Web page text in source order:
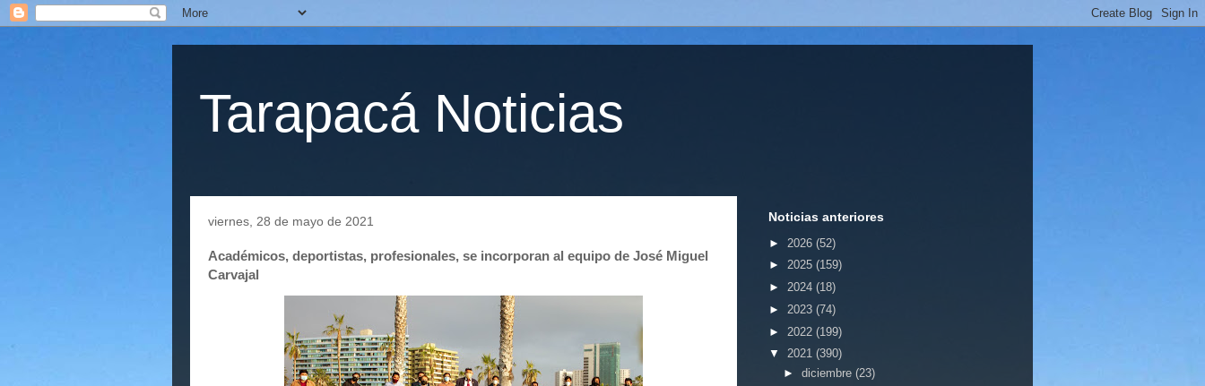
Tarapacá Noticias
viernes, 28 de mayo de 2021
Académicos, deportistas, profesionales, se incorporan al equipo de José Miguel
Carvajal
Noticias anteriores
► 2026 (52)
► 2025 (159)
► 2024 (18)
► 2023 (74)
► 2022 (199)
▼ 2021 (390)
► diciembre (23)